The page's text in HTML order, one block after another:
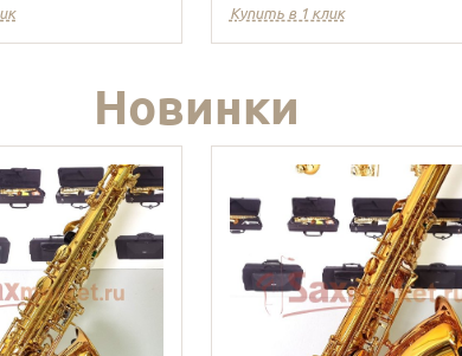
Купить в 1 клик
Новинки